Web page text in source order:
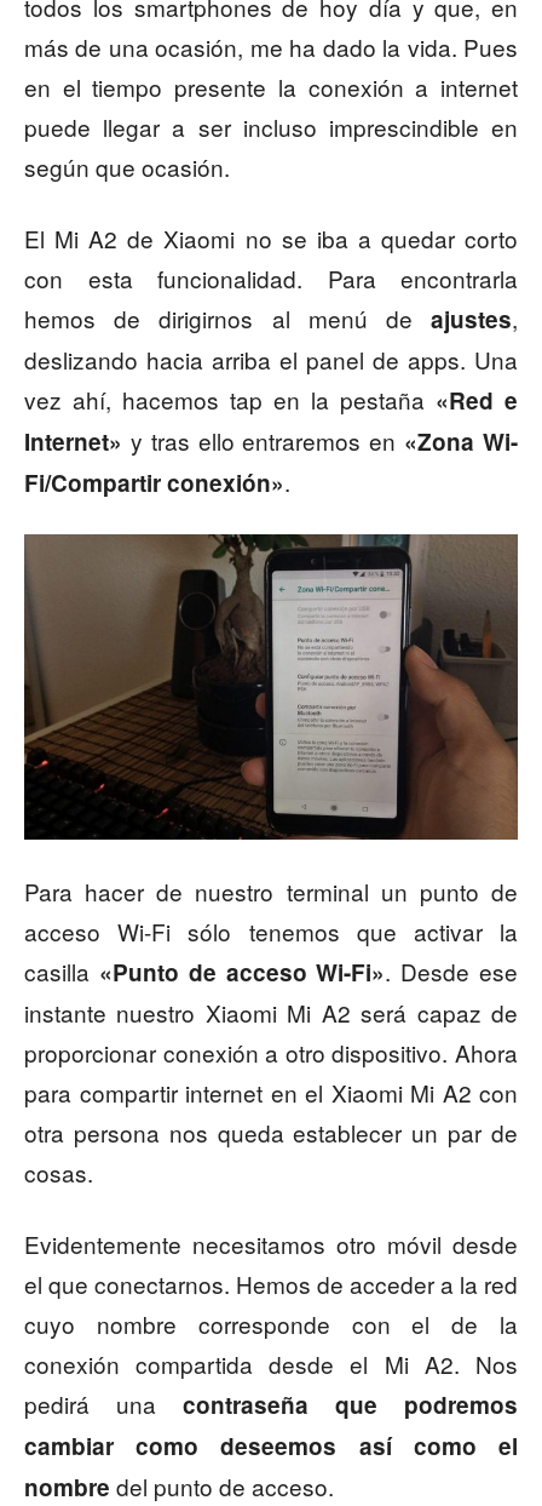
todos los smartphones de hoy día y que, en
más de una ocasión, me ha dado la vida. Pues
en el tiempo presente la conexión a internet
puede llegar a ser incluso imprescindible en
según que ocasión.
El Mi A2 de Xiaomi no se iba a quedar corto
con esta funcionalidad. Para encontrarla
hemos de dirigirnos al menú de ajustes,
deslizando hacia arriba el panel de apps. Una
vez ahí, hacemos tap en la pestaña «Red e
Internet» y tras ello entraremos en «Zona Wi-
Fi/Compartir conexión».
Para hacer de nuestro terminal un punto de
acceso Wi-Fi sólo tenemos que activar la
casilla «Punto de acceso Wi-Fi». Desde ese
instante nuestro Xiaomi Mi A2 será capaz de
proporcionar conexión a otro dispositivo. Ahora
para compartir internet en el Xiaomi Mi A2 con
otra persona nos queda establecer un par de
cosas.
Evidentemente necesitamos otro móvil desde
el que conectarnos. Hemos de acceder a la red
cuyo nombre corresponde con el de la
conexión compartida desde el Mi A2. Nos
pedirá una contraseña que podremos
cambiar como deseemos así como el
nombre del punto de acceso.